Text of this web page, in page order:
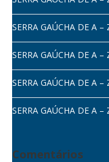
SERRA GAÚCHA DE A –
SERRA GAÚCHA DE A –
SERRA GAÚCHA DE A
SERRA GAÚCHA DE A –
Comentários